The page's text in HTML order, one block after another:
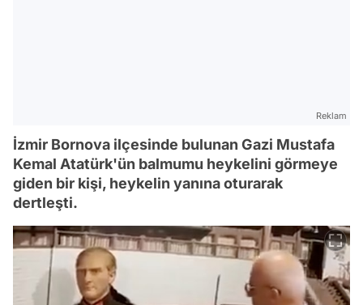
Reklam
İzmir Bornova ilçesinde bulunan Gazi Mustafa
Kemal Atatürk'ün balmumu heykelini görmeye
giden bir kişi, heykelin yanına oturarak
dertleşti.